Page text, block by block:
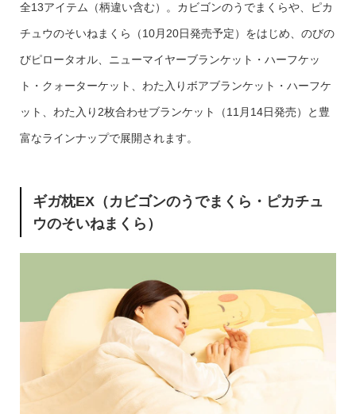
全13アイテム（柄違い含む）。カビゴンのうでまくらや、ピカ
チュウのそいねまくら（10月20日発売予定）をはじめ、のびの
びピロータオル、ニューマイヤーブランケット・ハーフケッ
ト・クォーターケット、わた入りボアブランケット・ハーフケ
ット、わた入り2枚合わせブランケット（11月14日発売）と豊
富なラインナップで展開されます。
ギガ枕EX（カビゴンのうでまくら・ピカチュ
ウのそいねまくら）